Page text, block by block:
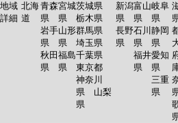
地域
詳細
北海
道
青森
県
岩手
県
秋田
県
宮城
県
山形
県
福島
県
茨城県
栃木県
群馬県
埼玉県
千葉県
東京都
神奈川
県 山梨
県
新潟
県
長野
県
富山
県
石川
県
福井
県
岐阜
県
静岡
県
愛知
県
三重
県